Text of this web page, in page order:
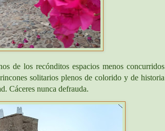
de los recónditos espacios menos concurridos
solitarios plenos de colorido y de historia
Cáceres nunca defrauda.